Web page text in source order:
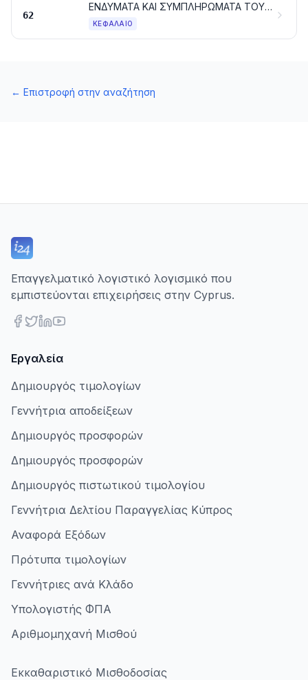
62
ΕΝΔΥΜΑΤΑ ΚΑΙ ΣΥΜΠΛΗΡΩΜΑΤΑ ΤΟΥ ΕΝΔΥΜΑΤΟΣ, ΑΛΛΑ ΑΠΟ ΤΑ ΠΛΕΚΤΑ
ΚΕΦΆΛΑΙΟ
← Επιστροφή στην αναζήτηση
Επαγγελματικό λογιστικό λογισμικό που
εμπιστεύονται επιχειρήσεις στην Cyprus.
Εργαλεία
Δημιουργός τιμολογίων
Γεννήτρια αποδείξεων
Δημιουργός προσφορών
Δημιουργός προσφορών
Δημιουργός πιστωτικού τιμολογίου
Γεννήτρια Δελτίου Παραγγελίας Κύπρος
Αναφορά Εξόδων
Πρότυπα τιμολογίων
Γεννήτριες ανά Κλάδο
Υπολογιστής ΦΠΑ
Αριθμομηχανή Μισθού
Εκκαθαριστικό Μισθοδοσίας